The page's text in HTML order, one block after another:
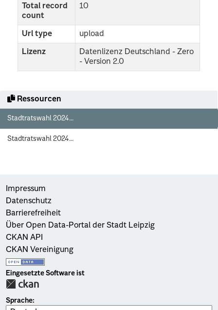
Ressourcen
Stadtratswahl 2024...
Stadtratswahl 2024...
Total record
count
10
Url type upload
Lizenz
Datenlizenz Deutschland - Zero
- Version 2.0
Impressum
Datenschutz
Barrierefreiheit
Über Open Data-Portal der Stadt Leipzig
CKAN API
CKAN Vereinigung
Eingesetzte Software ist
Sprache